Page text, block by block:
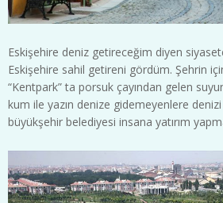
Eskişehire deniz getireceğim diyen
Eskişehire sahil getireni gördüm. Şehrin
“Kentpark” ta porsuk çayından gelen
kum ile yazın denize gidemeyenlere
büyükşehir belediyesi insana yatırım